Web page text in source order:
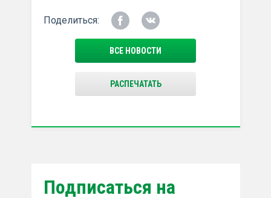
Поделиться:
ВСЕ НОВОСТИ
РАСПЕЧАТАТЬ
Подписаться на